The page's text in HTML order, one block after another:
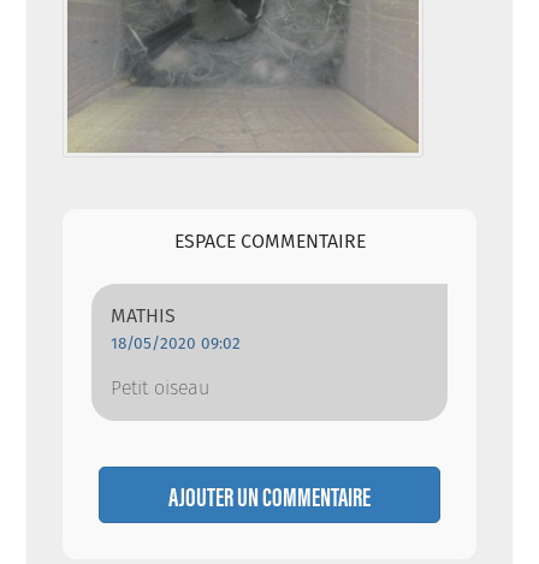
ESPACE COMMENTAIRE
MATHIS
18/05/2020 09:02
Petit oiseau
AJOUTER UN COMMENTAIRE